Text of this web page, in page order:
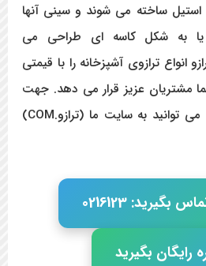
استیل ساخته می شوند و سینی آنها
به شکل کاسه ای طراحی می
انواع ترازوی آشپزخانه را با قیمتی
مشتریان عزیز قرار می دهد. جهت
آشنایی با مدلهای مختلف می توانید به سایت ما (ترازو.COM)
0216123
رایگان بگیرید